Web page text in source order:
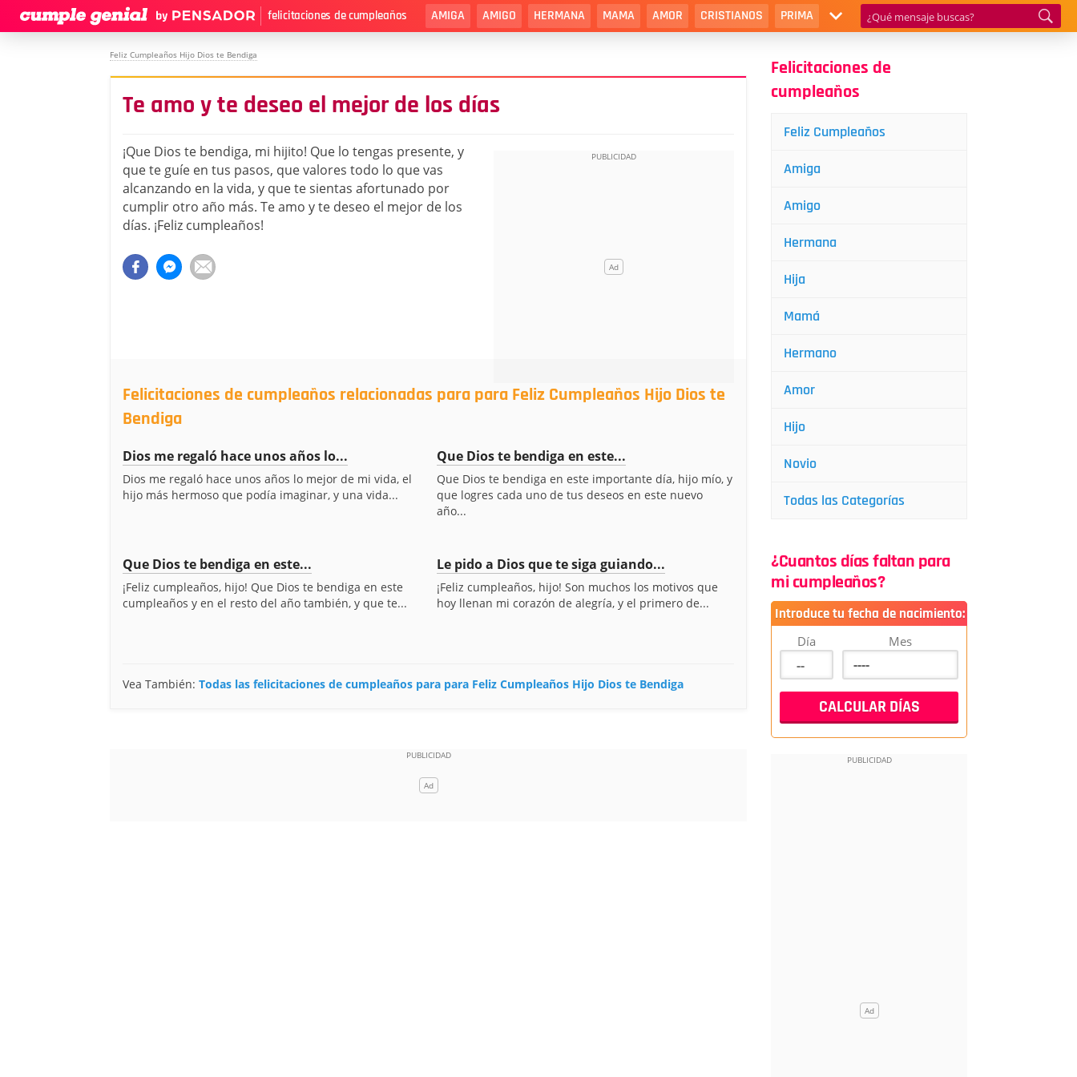
felicitaciones de cumpleaños AMIGA AMIGO HERMANA MAMA AMOR CRISTIANOS PRIMA
Feliz Cumpleaños Hijo Dios te Bendiga
Te amo y te deseo el mejor de los días
¡Que Dios te bendiga, mi hijito! Que lo tengas presente, y
que te guíe en tus pasos, que valores todo lo que vas
alcanzando en la vida, y que te sientas afortunado por
cumplir otro año más. Te amo y te deseo el mejor de los
días. ¡Feliz cumpleaños!
Felicitaciones de cumpleaños relacionadas para para Feliz Cumpleaños Hijo Dios te
Bendiga
Dios me regaló hace unos años lo...
Dios me regaló hace unos años lo mejor de mi vida, el
hijo más hermoso que podía imaginar, y una vida...
Que Dios te bendiga en este...
Que Dios te bendiga en este importante día, hijo mío, y
que logres cada uno de tus deseos en este nuevo
año...
Que Dios te bendiga en este...
¡Feliz cumpleaños, hijo! Que Dios te bendiga en este
cumpleaños y en el resto del año también, y que te...
Le pido a Dios que te siga guiando...
¡Feliz cumpleaños, hijo! Son muchos los motivos que
hoy llenan mi corazón de alegría, y el primero de...
Vea También: Todas las felicitaciones de cumpleaños para para Feliz Cumpleaños Hijo Dios te Bendiga
Felicitaciones de
cumpleaños
Feliz Cumpleaños
Amiga
Amigo
Hermana
Hija
Mamá
Hermano
Amor
Hijo
Novio
Todas las Categorías
¿Cuantos días faltan para
mi cumpleaños?
Introduce tu fecha de nacimiento:
Día Mes